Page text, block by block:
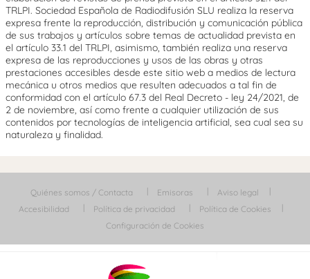
TRLPI. Sociedad Española de Radiodifusión SLU realiza la reserva
expresa frente la reproducción, distribución y comunicación pública
de sus trabajos y artículos sobre temas de actualidad prevista en
el artículo 33.1 del TRLPI, asimismo, también realiza una reserva
expresa de las reproducciones y usos de las obras y otras
prestaciones accesibles desde este sitio web a medios de lectura
mecánica u otros medios que resulten adecuados a tal fin de
conformidad con el artículo 67.3 del Real Decreto - ley 24/2021, de
2 de noviembre, así como frente a cualquier utilización de sus
contenidos por tecnologías de inteligencia artificial, sea cual sea su
naturaleza y finalidad.
Quiénes somos / Contacta Emisoras
Aviso legal
Accesibilidad
Política de privacidad
Política de Cookies
Configuración de Cookies